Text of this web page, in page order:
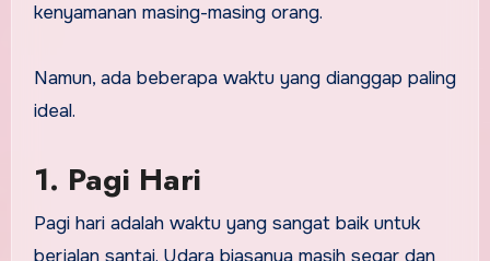
kenyamanan masing-masing orang.
Namun, ada beberapa waktu yang dianggap paling
ideal.
1. Pagi Hari
Pagi hari adalah waktu yang sangat baik untuk
berjalan santai. Udara biasanya masih segar dan